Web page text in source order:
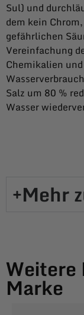
Sul) und
dem kein
gefährlichen
Vereinfachung
Chemikalien
Salz um 80 %
Wasser
Mehr
Weitere
Marke